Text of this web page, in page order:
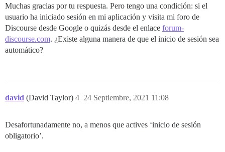
Muchas gracias por tu respuesta. Pero tengo una condición: si el
usuario ha iniciado sesión en mi aplicación y visita mi foro de
Discourse desde Google o quizás desde el enlace forum-
discourse.com. ¿Existe alguna manera de que el inicio de sesión sea
automático?
david (David Taylor) 24 Septiembre, 2021 11:08
4
Desafortunadamente no, a menos que actives ‘inicio de sesión
obligatorio’.